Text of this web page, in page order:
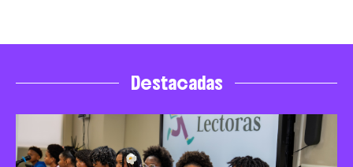
Destacadas